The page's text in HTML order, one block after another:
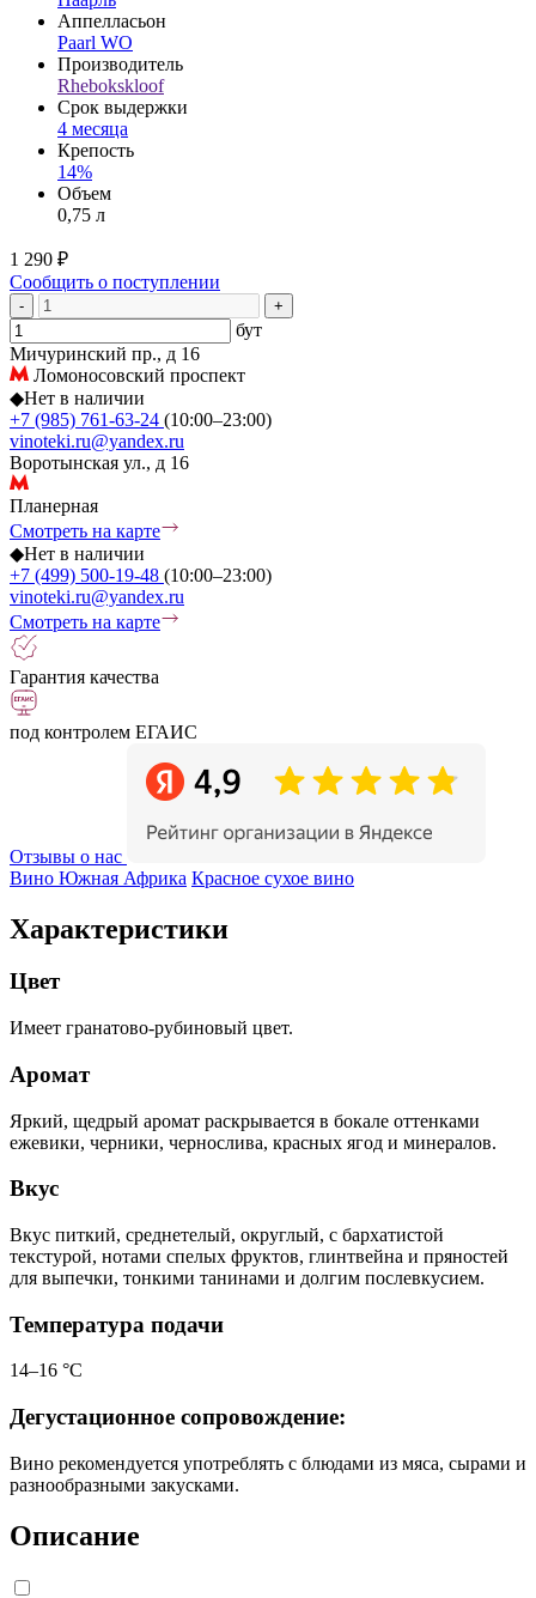
Аппелласьон
Paarl WO
Производитель
Rhebokskloof
Срок выдержки
4 месяца
Крепость
14%
Объем
0,75 л
1 290 ₽
Сообщить о поступлении
- +
бут
Мичуринский пр., д 16
Ломоносовский проспект
◆Нет в наличии
+7 (985) 761-63-24 (10:00–23:00)
vinoteki.ru@yandex.ru
Воротынская ул., д 16
Планерная
Смотреть на карте
◆Нет в наличии
+7 (499) 500-19-48 (10:00–23:00)
vinoteki.ru@yandex.ru
Смотреть на карте
Гарантия качества
под контролем ЕГАИС
Отзывы о нас
Вино Южная Африка Красное сухое вино
Характеристики
Цвет
Имеет гранатово-рубиновый цвет.
Аромат
Яркий, щедрый аромат раскрывается в бокале оттенками
ежевики, черники, чернослива, красных ягод и минералов.
Вкус
Вкус питкий, среднетелый, округлый, с бархатистой
текстурой, нотами спелых фруктов, глинтвейна и пряностей
для выпечки, тонкими танинами и долгим послевкусием.
Температура подачи
14–16 °С
Дегустационное сопровождение:
Вино рекомендуется употреблять с блюдами из мяса, сырами и
разнообразными закусками.
Описание